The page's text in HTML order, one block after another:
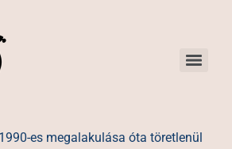
es megalakulása óta töretlenül